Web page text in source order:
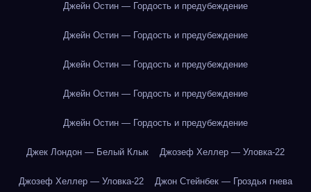
Джейн Остин — Гордость и предубеждение
Джейн Остин — Гордость и предубеждение
Джейн Остин — Гордость и предубеждение
Джейн Остин — Гордость и предубеждение
Джейн Остин — Гордость и предубеждение
Джек Лондон — Белый Клык Джозеф Хеллер — Уловка-22
Джозеф Хеллер — Уловка-22 Джон Стейнбек — Гроздья гнева